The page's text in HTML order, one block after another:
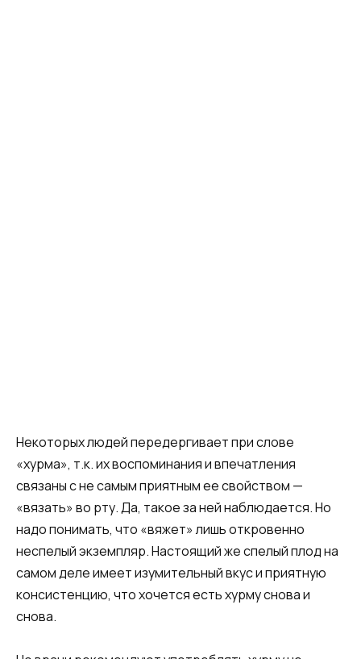
Некоторых людей передергивает при слове
«хурма», т.к. их воспоминания и впечатления
связаны с не самым приятным ее свойством —
«вязать» во рту. Да, такое за ней наблюдается. Но
надо понимать, что «вяжет» лишь откровенно
неспелый экземпляр. Настоящий же спелый плод на
самом деле имеет изумительный вкус и приятную
консистенцию, что хочется есть хурму снова и
снова.